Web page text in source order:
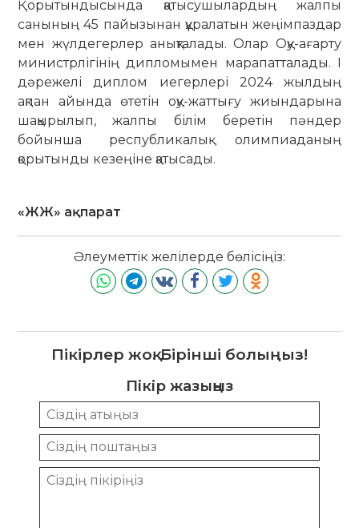
Қорытындысында қатысушылардың жалпы
саны­ның 45 пайызынан құралатын жеңімпаздар
мен жүлдегер­лер анықталады. Олар Оқу-ағарту
министрлігінің диплом­ы­мен марапатталады. I
дәрежелі диплом иегерлері 2024 жылдың
ақпан айында өтетін оқу-жаттығу жиындарына
шақырылып, жалпы білім беретін пәндер
бойынша респуб­ликалық олимпиаданың
қорытынды кезеңіне қатысады.
«ЖЖ» ақпарат
Әлеуметтік желілерде бөлісіңіз:
Пікірлер жоқ. Бірінші болыңыз!
Пікір жазыңыз